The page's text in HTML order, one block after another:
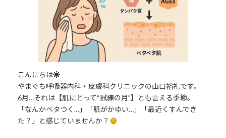
こんにちは☀
やまぐち呼吸器内科・皮膚科クリニックの山口裕礼です。
6月…それは【肌にとって“試練の月”】とも言える季節。
「なんかベタつく…」「肌がかゆい…」「最近くすんでき
た？」と感じていませんか？